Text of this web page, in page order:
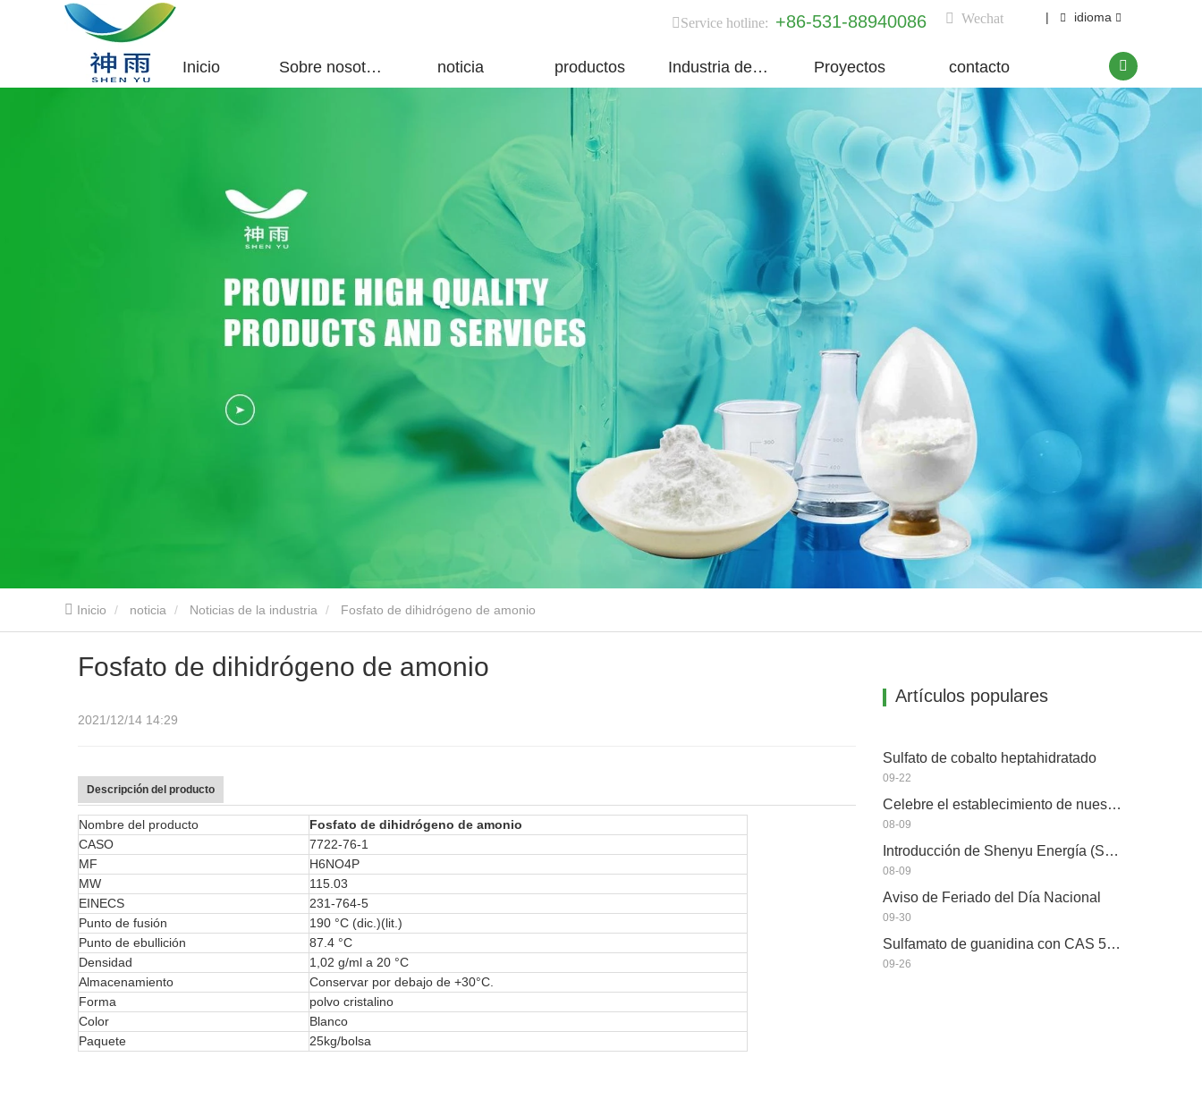
Service hotline: +86-531-88940086 Wechat | idioma
Inicio Sobre nosotros noticia productos Industria del grupo Proyectos contacto
Inicio noticia Noticias de la industria Fosfato de dihidrógeno de amonio
Fosfato de dihidrógeno de amonio
2021/12/14 14:29
Descripción del producto
Nombre del producto
Fosfato de dihidrógeno de amonio
CASO
7722-76-1
MF
H6NO4P
MW
115.03
EINECS
231-764-5
Punto de fusión
190 °C (dic.)(lit.)
Punto de ebullición
87.4 °C
Densidad
1,02 g/ml a 20 °C
Almacenamiento
Conservar por debajo de +30°C.
Forma
polvo cristalino
Color
Blanco
Paquete
25kg/bolsa
Artículos populares
Sulfato de cobalto heptahidratado
09-22
Celebre el establecimiento de nuestro sitio web
08-09
Introducción de Shenyu Energía (Shandong) Desarrollo Co., Ltd
08-09
Aviso de Feriado del Día Nacional
09-30
Sulfamato de guanidina con CAS 51528-20-2
09-26